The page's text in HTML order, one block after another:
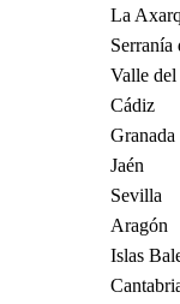
La
Serranía
Valle
Cádiz
Granada
Jaén
Sevilla
Aragón
Islas